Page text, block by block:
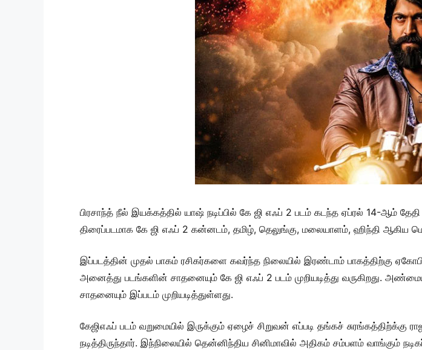
பிரசாந்த் நீல் இயக்கத்தில் யாஷ் நடிப்பில் கே ஜி எஃப் 2 படம் கடந்த ஏப்ரல் 14-ஆம்
திரைப்படமாக கே ஜி எஃப் 2 கன்னடம், தமிழ், தெலுங்கு, மலையாளம், ஹிந்தி ஆகிய
இப்படத்தின் முதல் பாகம் ரசிகர்களை கவர்ந்த நிலையில் இரண்டாம் பாகத்திற்கு
அனைத்து படங்களின் சாதனையும் கே ஜி எஃப் 2 படம் முறியடித்து வருகிறது.
சாதனையும் இப்படம் முறியடித்துள்ளது.
கேஜிஎஃப் படம் வறுமையில் இருக்கும் ஏழைச் சிறுவன் எப்படி தங்கச்
நடித்திருந்தார். இந்நிலையில் தென்னிந்திய சினிமாவில் அதிகம் சம்பளம் வாங்கும்